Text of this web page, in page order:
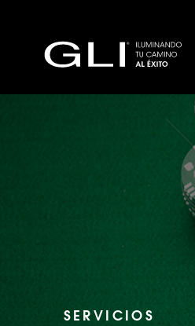
SERVICIOS